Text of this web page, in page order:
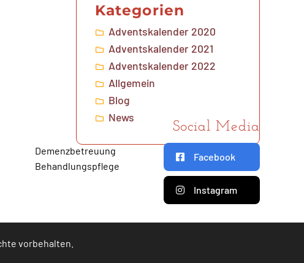
Demenzbetreuung
Behandlungspflege
Social Media
Facebook
Instagram
Kategorien
Adventskalender 2020
Adventskalender 2021
Adventskalender 2022
Allgemein
Blog
News
vorbehalten.